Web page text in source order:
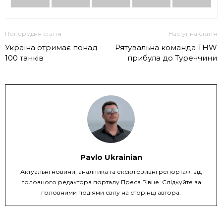
Попередня стаття
Україна отримає понад
100 танків
Наступна стаття
Рятувальна команда THW
прибула до Туреччини
Pavlo Ukrainian
Актуальні новини, аналітика та ексклюзивні репортажі від
головного редактора порталу Преса Рівне. Слідкуйте за
головними подіями світу на сторінці автора.